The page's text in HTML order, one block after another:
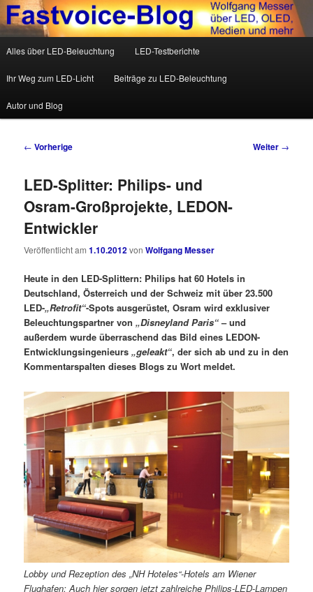
Fastvoice-Blog
Wolfgang Messer über LED, OLED, Medien und mehr
Zum Inhalt wechseln
Zum sekundären Inhalt wechseln
Alles über LED-Beleuchtung LED-Testberichte
Ihr Weg zum LED-Licht Beiträge zu LED-Beleuchtung
Autor und Blog
Beitrags-Navigation
← Vorherige Weiter →
LED-Splitter: Philips- und
Osram-Großprojekte, LEDON-
Entwickler
Veröffentlicht am1.10.2012vonWolfgang Messer
Heute in den LED-Splittern: Philips hat 60 Hotels in
Deutschland, Österreich und der Schweiz mit über 23.500
LED-„Retrofit“-Spots ausgerüstet, Osram wird exklusiver
Beleuchtungspartner von„Disneyland Paris“– und
außerdem wurde überraschend das Bild eines LEDON-
Entwicklungsingenieurs„geleakt“, der sich ab und zu in den
Kommentarspalten dieses Blogs zu Wort meldet.
Lobby und Rezeption des „NH Hoteles“-Hotels am Wiener
Flughafen: Auch hier sorgen jetzt zahlreiche Philips-LED-Lampen